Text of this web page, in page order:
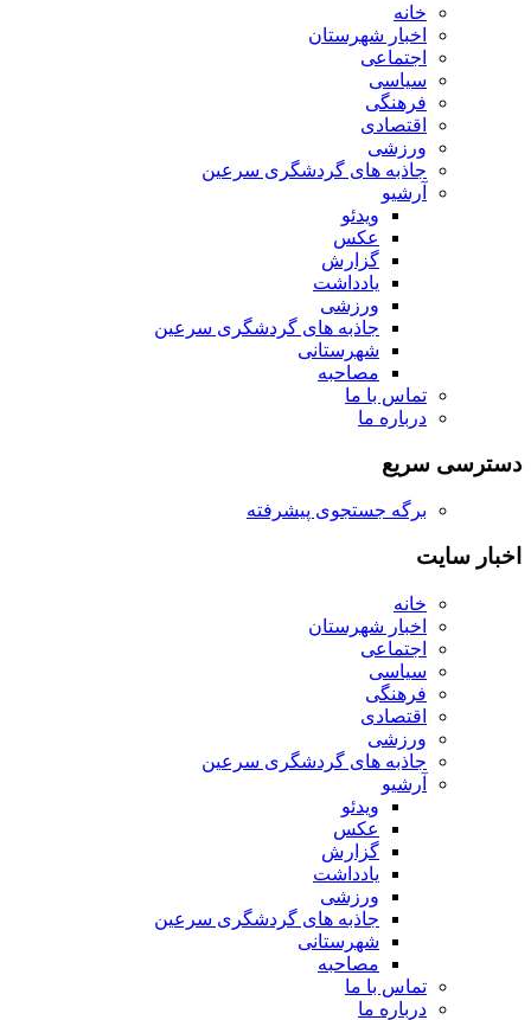
خانه
اخبار شهرستان
اجتماعی
سیاسی
فرهنگی
اقتصادی
ورزشی
جاذبه های گردشگری سرعین
آرشیو
ویدئو
عکس
گزارش
یادداشت
ورزشی
جاذبه های گردشگری سرعین
شهرستانی
مصاحبه
تماس با ما
درباره ما
دسترسی سریع
برگه جستجوی پیشرفته
اخبار سایت
خانه
اخبار شهرستان
اجتماعی
سیاسی
فرهنگی
اقتصادی
ورزشی
جاذبه های گردشگری سرعین
آرشیو
ویدئو
عکس
گزارش
یادداشت
ورزشی
جاذبه های گردشگری سرعین
شهرستانی
مصاحبه
تماس با ما
درباره ما